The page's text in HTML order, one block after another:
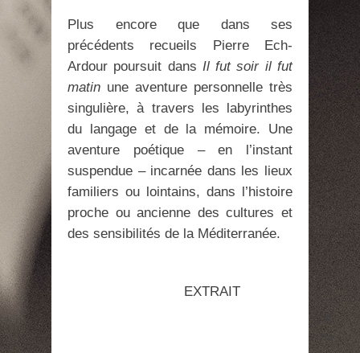
Plus encore que dans ses
précédents recueils Pierre Ech-
Ardour poursuit dans Il fut soir il fut
matin une aventure personnelle très
singulière, à travers les labyrinthes
du langage et de la mémoire. Une
aventure poétique – en l’instant
suspendue – incarnée dans les lieux
familiers ou lointains, dans l’histoire
proche ou ancienne des cultures et
des sensibilités de la Méditerranée.
EXTRAIT
À
la